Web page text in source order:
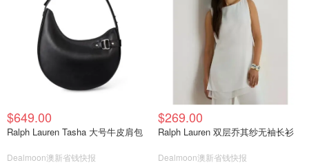
$649.00
Ralph Lauren Tasha 大号牛皮肩包
Dealmoon澳新省钱快报
$269.00
Ralph Lauren 双层乔其纱无袖长衫
Dealmoon澳新省钱快报